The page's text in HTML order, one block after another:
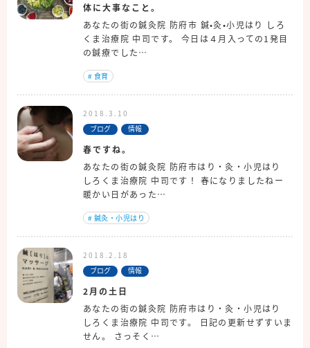
体に大事なこと。
あなたの街の鍼灸院 防府市 鍼•灸•小児はり しろ
くま治療院 中司です。 今日は４月入っての1発目
の鍼療でした…
# 食育
2018.3.10
ブログ
情報
春ですね。
あなたの街の鍼灸院 防府市はり・灸・小児はり
しろくま治療院 中司です！ 春になりましたねー
暖かい日があった…
# 鍼灸・小児はり
2018.2.18
ブログ
情報
2月の土日
あなたの街の鍼灸院 防府市はり・灸・小児はり
しろくま治療院 中司です。 日記の更新せずすいま
せん。 さっそく…